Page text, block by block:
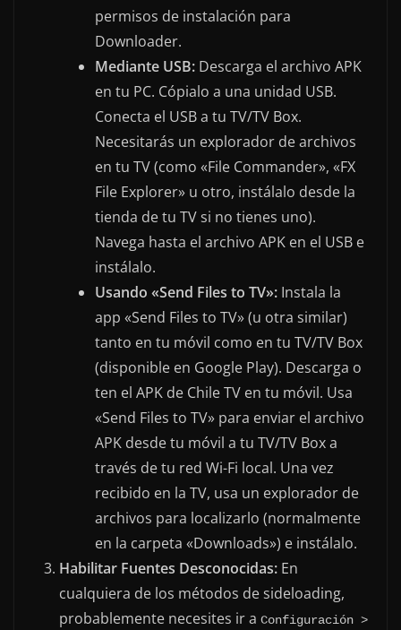
permisos de instalación para
Downloader.
Mediante USB: Descarga el archivo APK
en tu PC. Cópialo a una unidad USB.
Conecta el USB a tu TV/TV Box.
Necesitarás un explorador de archivos
en tu TV (como «File Commander», «FX
File Explorer» u otro, instálalo desde la
tienda de tu TV si no tienes uno).
Navega hasta el archivo APK en el USB e
instálalo.
Usando «Send Files to TV»: Instala la
app «Send Files to TV» (u otra similar)
tanto en tu móvil como en tu TV/TV Box
(disponible en Google Play). Descarga o
ten el APK de Chile TV en tu móvil. Usa
«Send Files to TV» para enviar el archivo
APK desde tu móvil a tu TV/TV Box a
través de tu red Wi-Fi local. Una vez
recibido en la TV, usa un explorador de
archivos para localizarlo (normalmente
en la carpeta «Downloads») e instálalo.
Habilitar Fuentes Desconocidas: En
cualquiera de los métodos de sideloading,
probablemente necesites ir a Configuración >